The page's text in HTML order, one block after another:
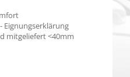
Eignungserklärung
mitgeliefert <40mm